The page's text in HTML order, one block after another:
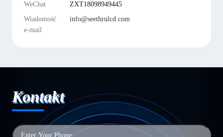
WeChat
ZXT18098949445
Wiadomość
e-mail
info@seethrulcd.com
Kontakt